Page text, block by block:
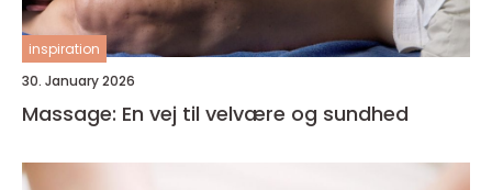
inspiration
30. January 2026
Massage: En vej til velvære og sundhed